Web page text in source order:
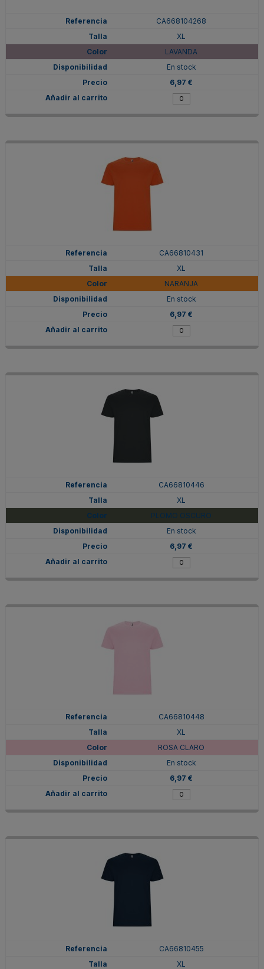
CA668104268
XL
LAVANDA
En stock
6,97 €
CA66810431
XL
NARANJA
En stock
6,97 €
CA66810446
XL
PLOMO OSCURO
En stock
6,97 €
CA66810448
XL
ROSA CLARO
En stock
6,97 €
CA66810455
XL